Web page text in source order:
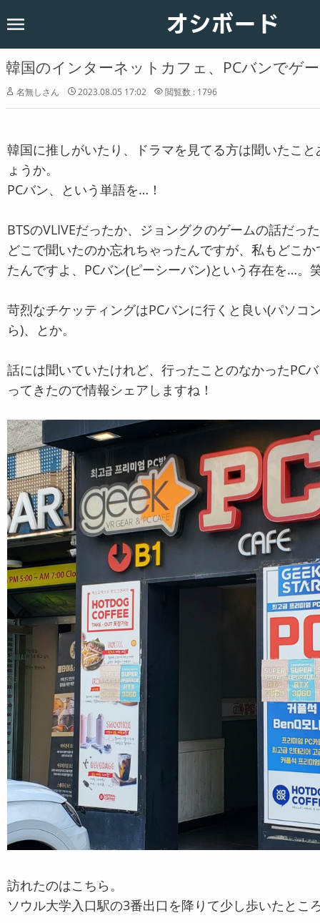
オシボード
韓国のインターネットカフェ、PCバンでゲ
名無しさん 2023.08.05 17:02 閲覧数 : 1796
韓国に推しがいたり、ドラマを見てる方は聞いたこ
ょうか。
PCバン、という単語を…！
BTSのVLIVEだったか、ジョングクのゲームの話だっ
どこで聞いたのか忘れちゃったんですが、私もどこ
たんですよ、PCバン(ピーシーバン)という存在を…。
苛烈なチケッティングはPCバンに行くと良い(パソコ
ら)、とか。
話には聞いていたけれど、行ったことのなかったPC
ってきたので情報シェアしますね！
訪れたのはこちら。
ソウル大学入口駅の3番出口を降りて少し歩いたとこ
韓国
恋愛
お知らせ